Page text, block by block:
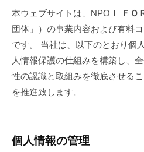
n
人
情
報
保
護
針
本ウェブサイトは、NPO Ｉ ＦＯ
団体」）の事業内容および有料
です。 当社は、以下のとおり個
人情報保護の仕組みを構築し、
性の認識と取組みを徹底させる
を推進致します。
個人情報の管理